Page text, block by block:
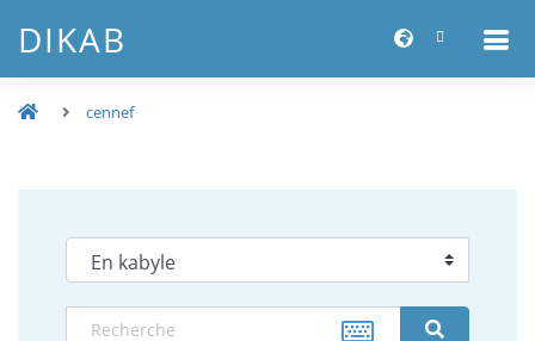
DIKAB
cennef